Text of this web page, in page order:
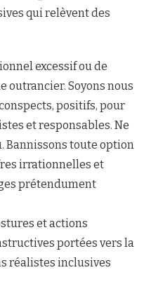
qui relèvent des
excessif ou de
outrancier. Soyons nous
positifs, pour
et responsables. Ne
Bannissons toute option
irrationnelles et
prétendument
et actions
portées vers la
réalistes inclusives